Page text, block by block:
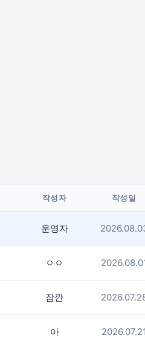
작성자 작성일
운영자
ㅇㅇ
잠깐
아 2026.07.21